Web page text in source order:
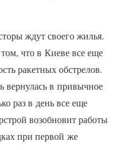
ждут своего жилья.
что в Киеве все еще
ракетных обстрелов.
вернулась в привычное
раз в день все еще
возобновит работы
при первой же